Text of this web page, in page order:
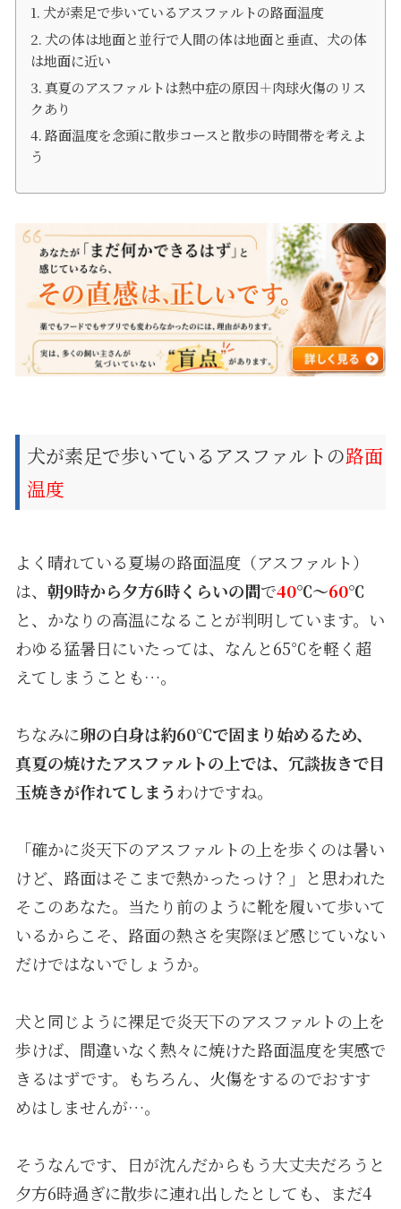
犬が素足で歩いているアスファルトの路面温度
犬の体は地面と並行で人間の体は地面と垂直、犬の体
は地面に近い
真夏のアスファルトは熱中症の原因＋肉球火傷のリス
クあり
路面温度を念頭に散歩コースと散歩の時間帯を考えよ
う
犬が素足で歩いているアスファルトの路面
温度
よく晴れている夏場の路面温度（アスファルト）
は、 朝9時から夕方6時くらいの間で40℃～60℃
と、かなりの高温になることが判明しています。い
わゆる猛暑日にいたっては、なんと65℃を軽く超
えてしまうことも…。
ちなみに卵の白身は約60℃で固まり始めるため、
真夏の焼けたアスファルトの上では、冗談抜きで目
玉焼きが作れてしまうわけですね。
「確かに炎天下のアスファルトの上を歩くのは暑い
けど、路面はそこまで熱かったっけ？」と思われた
そこのあなた。当たり前のように靴を履いて歩いて
いるからこそ、路面の熱さを実際ほど感じていない
だけではないでしょうか。
犬と同じように裸足で炎天下のアスファルトの上を
歩けば、間違いなく熱々に焼けた路面温度を実感で
きるはずです。もちろん、火傷をするのでおすす
めはしませんが…。
そうなんです、日が沈んだからもう大丈夫だろうと
夕方6時過ぎに散歩に連れ出したとしても、まだ4